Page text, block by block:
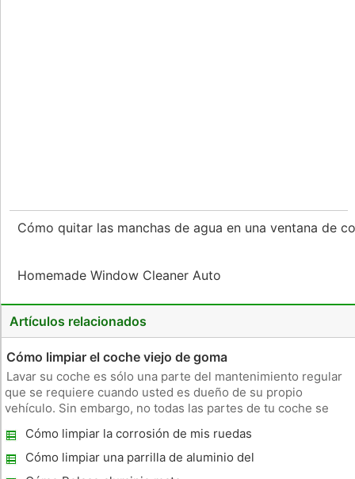
Cómo quitar las manchas de agua en una ventana de
Homemade Window Cleaner Auto
Artículos relacionados
Cómo limpiar el coche viejo de goma
Lavar su coche es sólo una parte del mantenimiento regular
que se requiere cuando usted es dueño de su propio
vehículo. Sin embargo, no todas las partes de tu coche se
técnica diferente para la limpieza de la goma en su coche que
el cuerpo o las
Cómo limpiar la corrosión de mis ruedas
Tahoe
Cómo limpiar una parrilla de aluminio del